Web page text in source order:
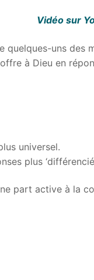
Vidéo sur
uns des
à Dieu en
universel.
plus
part active à la